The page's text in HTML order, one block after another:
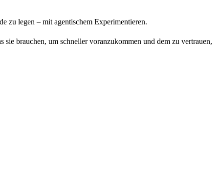
zu legen – mit agentischem Experimentieren.
brauchen, um schneller voranzukommen und dem zu vertrauen,